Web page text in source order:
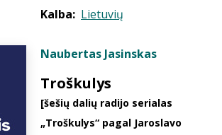
Kalba: Lietuvių
Naubertas Jasinskas
Troškulys
[šešių dalių radijo serialas
„Troškulys“ pagal Jaroslavo